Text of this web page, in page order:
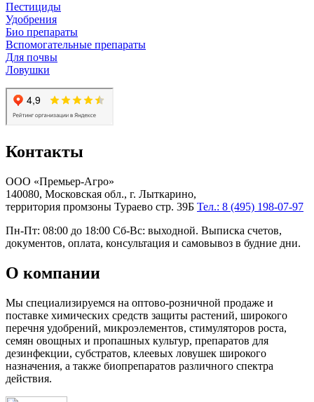
Пестициды
Удобрения
Био препараты
Вспомогательные препараты
Для почвы
Ловушки
Контакты
ООО «Премьер-Агро»
140080, Московская обл., г. Лыткарино,
территория промзоны Тураево стр. 39Б Тел.: 8 (495) 198-07-97
Пн-Пт: 08:00 до 18:00 Сб-Вс: выходной. Выписка счетов,
документов, оплата, консультация и самовывоз в будние дни.
О компании
Мы специализируемся на оптово-розничной продаже и
поставке химических средств защиты растений, широкого
перечня удобрений, микроэлементов, стимуляторов роста,
семян овощных и пропашных культур, препаратов для
дезинфекции, субстратов, клеевых ловушек широкого
назначения, а также биопрепаратов различного спектра
действия.